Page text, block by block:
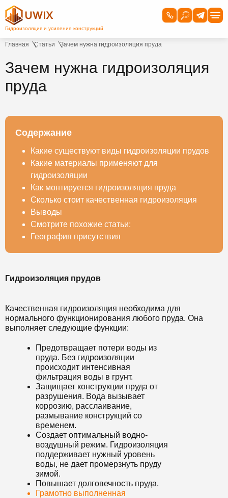
Главная Статьи Зачем нужна гидроизоляция пруда
Зачем нужна гидроизоляция
пруда
Содержание
Какие существуют виды гидроизоляции прудов
Какие материалы применяют для
гидроизоляции
Как монтируется гидроизоляция пруда
Сколько стоит качественная гидроизоляция
Выводы
Смотрите похожие статьи:
География присутствия
Гидроизоляция прудов
Качественная гидроизоляция необходима для
нормального функционирования любого пруда. Она
выполняет следующие функции:
Предотвращает потери воды из
пруда. Без гидроизоляции
происходит интенсивная
фильтрация воды в грунт.
Защищает конструкции пруда от
разрушения. Вода вызывает
коррозию, расслаивание,
размывание конструкций со
временем.
Создает оптимальный водно-
воздушный режим. Гидроизоляция
поддерживает нужный уровень
воды, не дает промерзнуть пруду
зимой.
Повышает долговечность пруда.
Грамотно выполненная